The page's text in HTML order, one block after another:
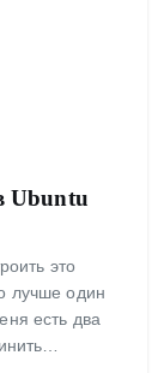
Ubuntu
это
лучше один
есть два